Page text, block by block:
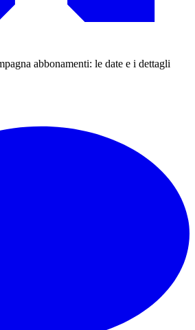
abbonamenti: le date e i dettagli